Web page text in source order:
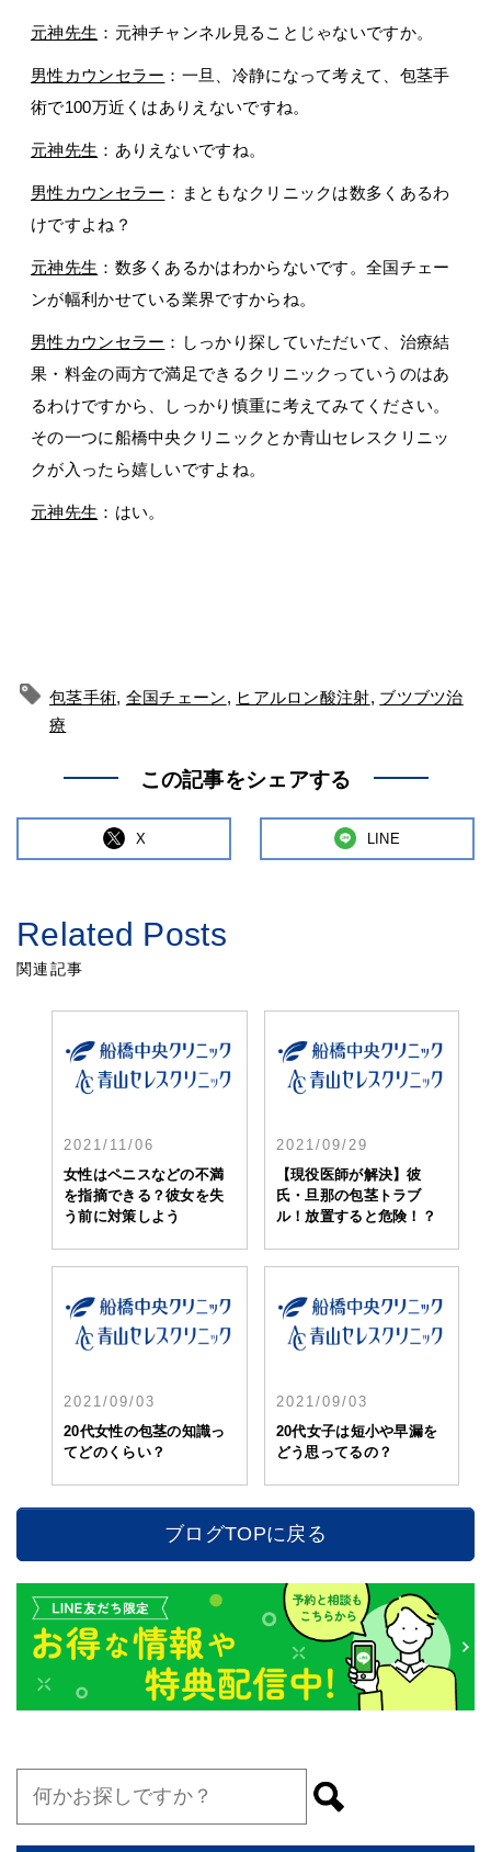
元神先生 ：元神チャンネル見ることじゃないですか。
男性カウンセラー ：一旦、冷静になって考えて、包茎手
術で100万近くはありえないですね。
元神先生 ：ありえないですね。
男性カウンセラー ：まともなクリニックは数多くあるわ
けですよね？
元神先生 ：数多くあるかはわからないです。全国チェー
ンが幅利かせている業界ですからね。
男性カウンセラー ：しっかり探していただいて、治療結
果・料金の両方で満足できるクリニックっていうのはあ
るわけですから、しっかり慎重に考えてみてください。
その一つに船橋中央クリニックとか青山セレスクリニッ
クが入ったら嬉しいですよね。
元神先生 ：はい。
包茎手術, 全国チェーン, ヒアルロン酸注射, ブツブツ治
療
この記事をシェアする
X LINE
Related Posts
関連記事
2021/11/06
女性はペニスなどの不満
を指摘できる？彼女を失
う前に対策しよう
2021/09/29
【現役医師が解決】彼
氏・旦那の包茎トラブ
ル！放置すると危険！？
2021/09/03
20代女性の包茎の知識っ
てどのくらい？
2021/09/03
20代女子は短小や早漏を
どう思ってるの？
ブログTOPに戻る